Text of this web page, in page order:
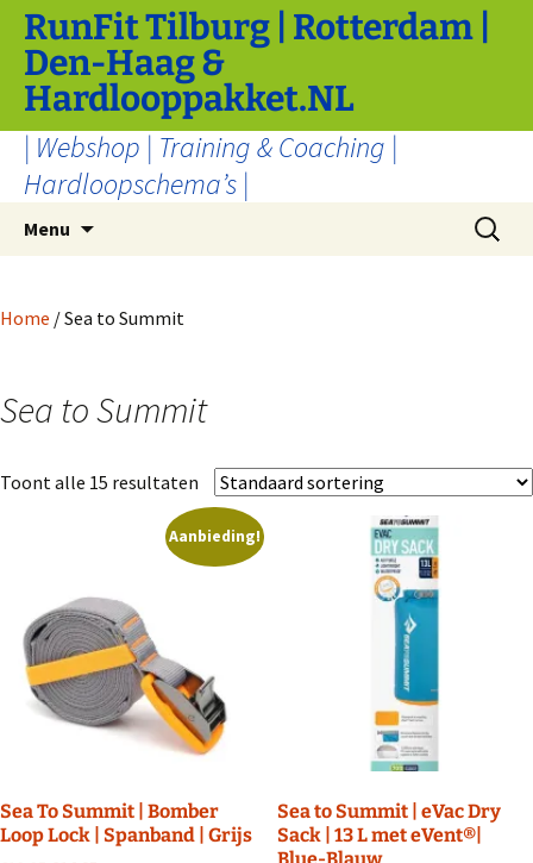
naar
inhoud
RunFit Tilburg | Rotterdam |
Den-Haag &
Hardlooppakket.NL
| Webshop | Training & Coaching |
Hardloopschema’s |
Menu
Zoeken
naar:
Home / Sea to Summit
Sea to Summit
Toont alle 15 resultaten
Aanbieding!
Sea To Summit | Bomber
Loop Lock | Spanband | Grijs
Sea to Summit | eVac Dry
Sack | 13 L met eVent®|